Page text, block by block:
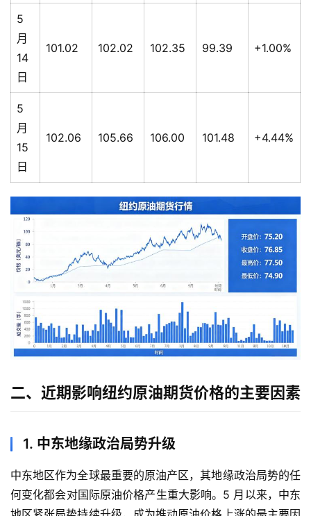
5
月
14
日
101.02 102.02 102.35 99.39 +1.00%
5
月
15
日
102.06 105.66 106.00 101.48 +4.44%
二、近期影响纽约原油期货价格的主要因素
1. 中东地缘政治局势升级
中东地区作为全球最重要的原油产区，其地缘政治局势的任
何变化都会对国际原油价格产生重大影响。5 月以来，中东